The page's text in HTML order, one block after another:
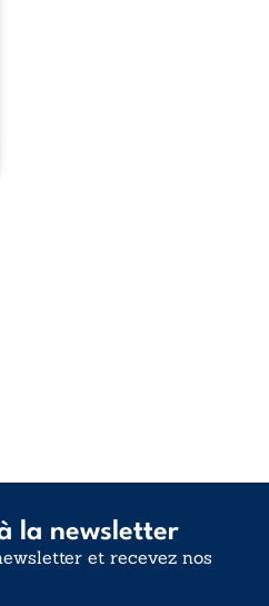
la newsletter
et recevez nos